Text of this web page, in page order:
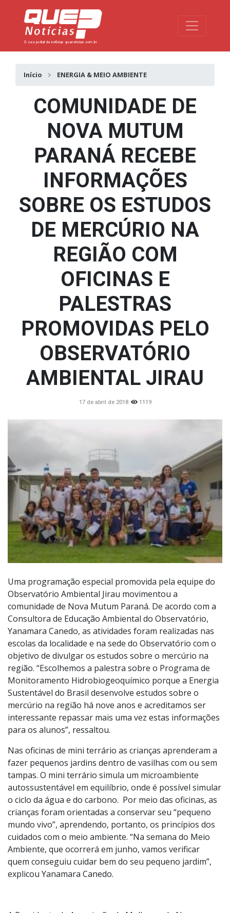
Toggle
Início ENERGIA & MEIO AMBIENTE
COMUNIDADE DE
NOVA MUTUM
PARANÁ RECEBE
INFORMAÇÕES
SOBRE OS ESTUDOS
DE MERCÚRIO NA
REGIÃO COM
OFICINAS E
PALESTRAS
PROMOVIDAS PELO
OBSERVATÓRIO
AMBIENTAL JIRAU
17 de abril de 2018 1119
Uma programação especial promovida pela equipe do
Observatório Ambiental Jirau movimentou a
comunidade de Nova Mutum Paraná. De acordo com a
Consultora de Educação Ambiental do Observatório,
Yanamara Canedo, as atividades foram realizadas nas
escolas da localidade e na sede do Observatório com o
objetivo de divulgar os estudos sobre o mercúrio na
região. “Escolhemos a palestra sobre o Programa de
Monitoramento Hidrobiogeoquímico porque a Energia
Sustentável do Brasil desenvolve estudos sobre o
mercúrio na região há nove anos e acreditamos ser
interessante repassar mais uma vez estas informações
para os alunos”, ressaltou.
Nas oficinas de mini terrário as crianças aprenderam a
fazer pequenos jardins dentro de vasilhas com ou sem
tampas. O mini terrário simula um microambiente
autossustentável em equilíbrio, onde é possível simular
o ciclo da água e do carbono. Por meio das oficinas, as
crianças foram orientadas a conservar seu “pequeno
mundo vivo”, aprendendo, portanto, os princípios dos
cuidados com o meio ambiente. “Na semana do Meio
Ambiente, que ocorrerá em junho, vamos verificar
quem conseguiu cuidar bem do seu pequeno jardim”,
explicou Yanamara Canedo.